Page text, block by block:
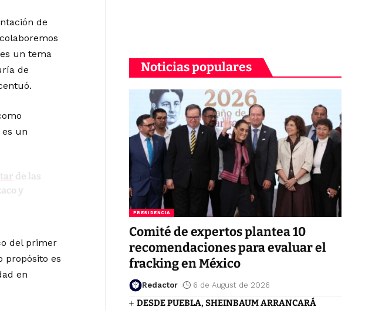
de
un tema
de
un
de las
y
del primer
propósito es
en
Noticias populares
PRESIDENCIA
Comité de expertos plantea 10
recomendaciones para evaluar el
fracking en México
Redactor 6 de August de 2026
DESDE PUEBLA, SHEINBAUM ARRANCARÁ